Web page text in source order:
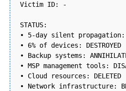
Victim ID: -
STATUS:
• 5-day silent propagation:
• 6% of devices: DESTROYED
• Backup systems:
• MSP management tools:
• Cloud resources: DELETED
• Network infrastructure: